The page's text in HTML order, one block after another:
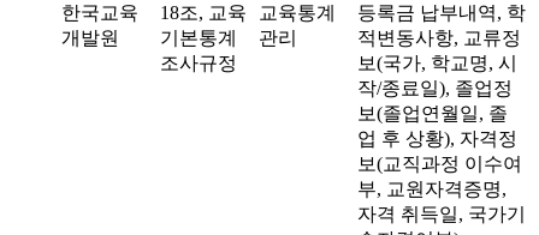
한국교육
개발원
18조, 교육
기본통계
조사규정
교육통계
관리
등록금 납부내역, 학
적변동사항, 교류정
보(국가, 학교명, 시
작/종료일), 졸업정
보(졸업연월일, 졸
업 후 상황), 자격정
보(교직과정 이수여
부, 교원자격증명,
자격 취득일, 국가기